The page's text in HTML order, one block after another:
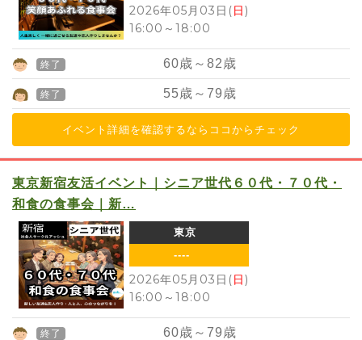
2026年05月03日(日)
16:00 ～ 18:00
終了 60歳～82歳
終了 55歳～79歳
イベント詳細を確認するならココからチェック
東京新宿友活イベント｜シニア世代６０代・７０代・
和食の食事会｜新…
東京
----
2026年05月03日(日)
16:00 ～ 18:00
終了 60歳～79歳